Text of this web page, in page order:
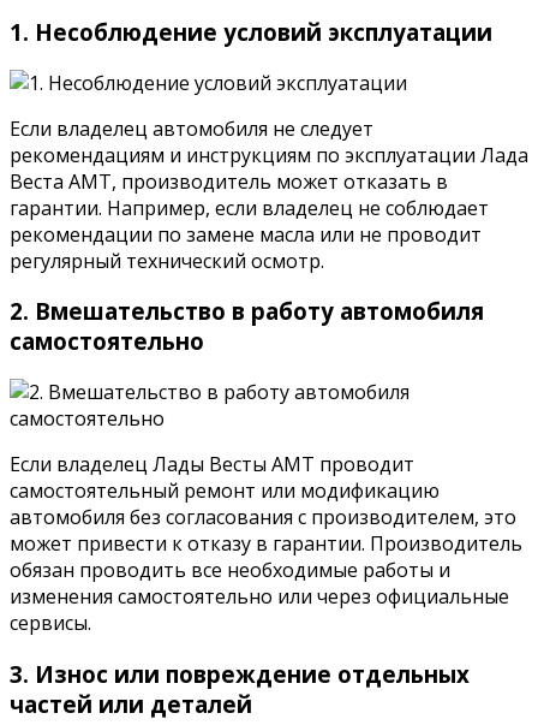
1. Несоблюдение условий эксплуатации
Если владелец автомобиля не следует
рекомендациям и инструкциям по эксплуатации Лада
Веста АМТ, производитель может отказать в
гарантии. Например, если владелец не соблюдает
рекомендации по замене масла или не проводит
регулярный технический осмотр.
2. Вмешательство в работу автомобиля
самостоятельно
Если владелец Лады Весты АМТ проводит
самостоятельный ремонт или модификацию
автомобиля без согласования с производителем, это
может привести к отказу в гарантии. Производитель
обязан проводить все необходимые работы и
изменения самостоятельно или через официальные
сервисы.
3. Износ или повреждение отдельных
частей или деталей